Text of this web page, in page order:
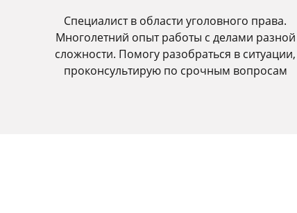
Специалист в области уголовного права.
Многолетний опыт работы с делами разной
сложности. Помогу разобраться в ситуации,
проконсультирую по срочным вопросам